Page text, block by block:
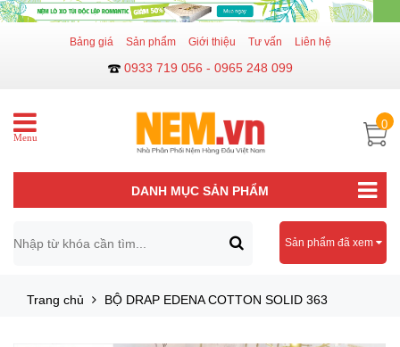
Bảng giá Sản phẩm Giới thiệu Tư vấn Liên hệ
0933 719 056 - 0965 248 099
Menu
0
DANH MỤC SẢN PHẨM
Sản phẩm đã xem
Trang chủ BỘ DRAP EDENA COTTON SOLID 363